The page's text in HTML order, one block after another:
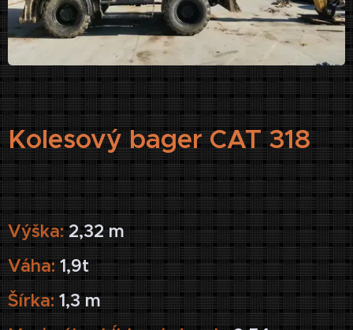
Kolesový bager CAT 318
Výška:2,32 m
Váha:1,9t
Šírka: 1,3 m